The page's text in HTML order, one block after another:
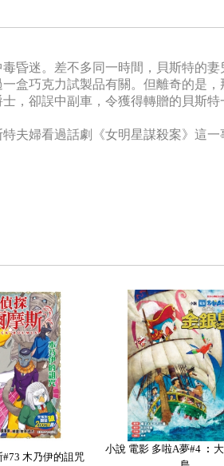
昏迷。差不多同一時間，貝斯特的妻
盒巧克力試製品有關。但離奇的是，
，卻誤中副車，令獲得轉贈的貝斯特
夫婦看過話劇《女明星謀殺案》這一
木乃伊的詛咒
小說 電影 多啦A夢#4 ︰